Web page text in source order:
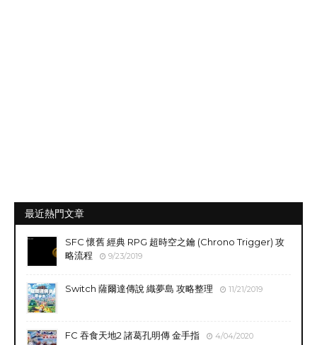
最近熱門文章
SFC 懷舊 經典 RPG 超時空之鑰 (Chrono Trigger) 攻
略流程
9/23/2019
Switch 薩爾達傳說 織夢島 攻略整理 11/21/2019
FC 吞食天地2 諸葛孔明傳 金手指 4/04/2020